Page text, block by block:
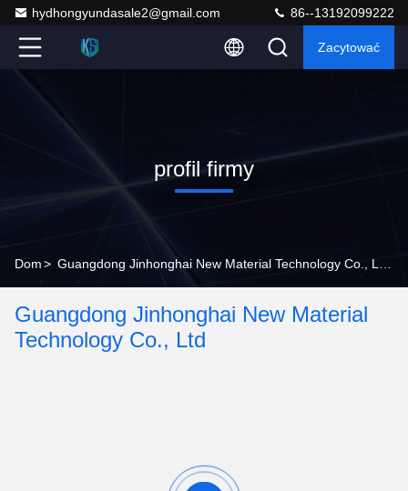
hydhongyundasale2@gmail.com 86--13192099222
Zacytować
profil firmy
Dom>
Guangdong Jinhonghai New Material
Technology Co., Ltd